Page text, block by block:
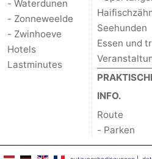
- Waterdunen
- Zonneweelde
- Zwinhoeve
Hotels
Lastminutes
Seehunden
Essen und
INFO.
Route
- Parken